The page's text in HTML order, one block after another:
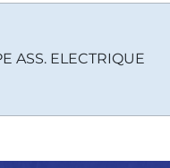
ASS. ELECTRIQUE